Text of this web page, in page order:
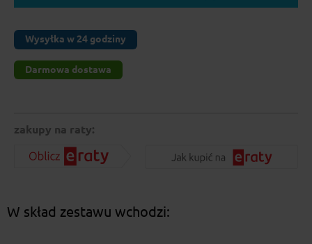
Wysyłka w 24 godziny
Darmowa dostawa
zakupy na raty:
W skład zestawu wchodzi: